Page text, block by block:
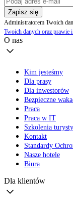
Zapisz się
Administratorem Twoich
Twoich danych oraz prawie
O nas
Kim jesteśmy
Dla prasy
Dla inwestorów
Bezpieczne
Praca
Praca w IT
Szkolenia
Kontakt
Standardy
Nasze hotele
Biura
Dla klientów